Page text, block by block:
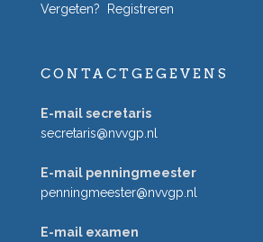
Vergeten? Registreren
CONTACTGEGEVENS
E-mail secretaris
secretaris@nvvgp.nl
E-mail penningmeester
penningmeester@nvvgp.nl
E-mail examen